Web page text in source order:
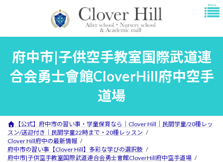
府中市|子供空手教室国際武道連
合会勇士會館CloverHill府中空手
道場
【公式】府中市の習い事・学童保育なら｜Clover Hill｜民間学童/20種レッ
スン/送迎付き｜民間学童22時まで・20種レッスン
Clover Hill府中の最新情報
府中市の習い事【Clover Hill】多彩な学びの選択肢
府中市|子供空手教室国際武道連合会勇士會館CloverHill府中空手道場